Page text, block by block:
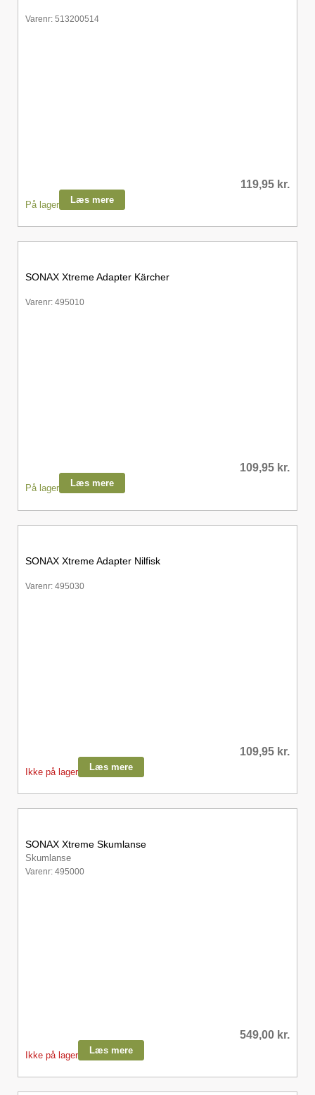
Varenr: 513200514
119,95 kr.
På lager Læs mere
SONAX Xtreme Adapter Kärcher
Varenr: 495010
109,95 kr.
På lager Læs mere
SONAX Xtreme Adapter Nilfisk
Varenr: 495030
109,95 kr.
Ikke på lager Læs mere
SONAX Xtreme Skumlanse
Skumlanse
Varenr: 495000
549,00 kr.
Ikke på lager Læs mere